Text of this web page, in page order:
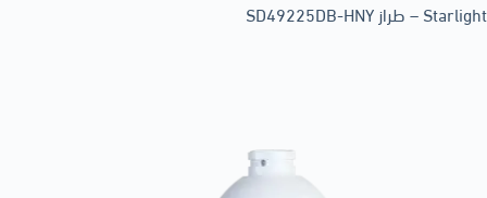
Starlight – طراز SD49225DB-HNY